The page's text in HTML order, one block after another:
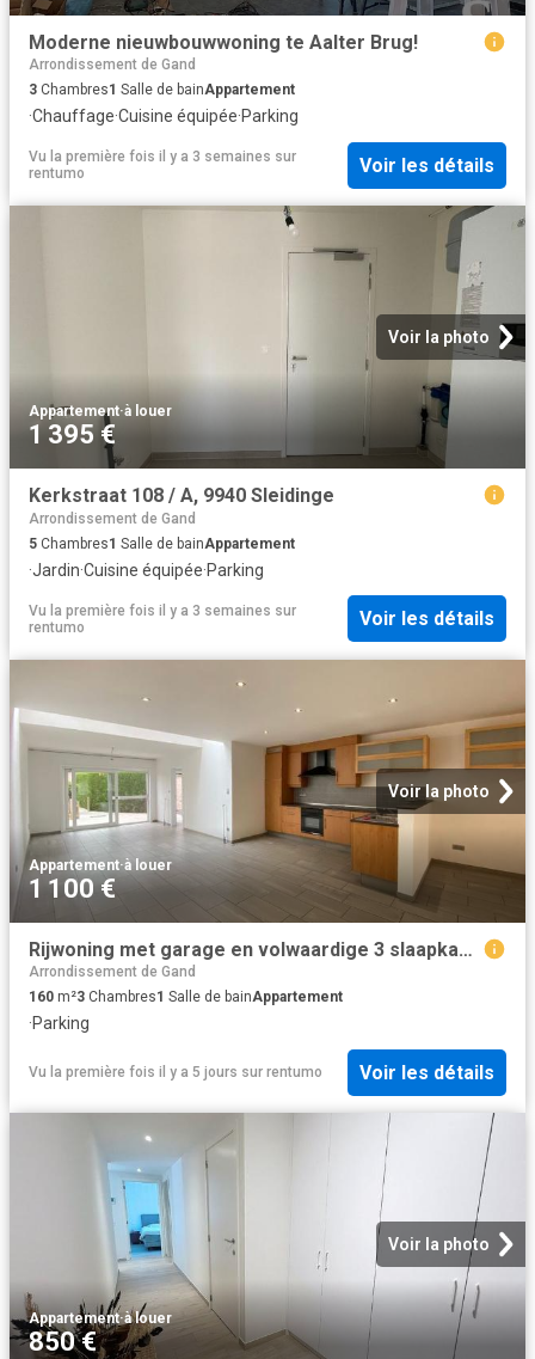
Moderne nieuwbouwwoning te Aalter Brug!
Arrondissement de Gand
3 Chambres1 Salle de bainAppartement
·Chauffage·Cuisine équipée·Parking
Vu la première fois il y a 3 semaines sur
rentumo
Voir les détails
Voir la photo
Appartement·à louer
1 395 €
Kerkstraat 108 / A, 9940 Sleidinge
Arrondissement de Gand
5 Chambres1 Salle de bainAppartement
·Jardin·Cuisine équipée·Parking
Vu la première fois il y a 3 semaines sur
rentumo
Voir les détails
Voir la photo
Appartement·à louer
1 100 €
Rijwoning met garage en volwaardige 3 slaapkamers
Arrondissement de Gand
160 m²3 Chambres1 Salle de bainAppartement
·Parking
Vu la première fois il y a 5 jours sur rentumo Voir les détails
Voir la photo
Appartement·à louer
850 €